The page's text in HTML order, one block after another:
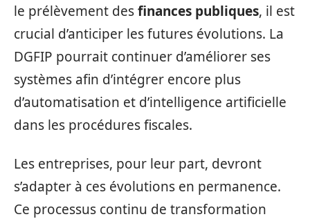
le prélèvement desfinances publiques, il est
crucial d’anticiper les futures évolutions. La
DGFIP pourrait continuer d’améliorer ses
systèmes afin d’intégrer encore plus
d’automatisation et d’intelligence artificielle
dans les procédures fiscales.
Les entreprises, pour leur part, devront
s’adapter à ces évolutions en permanence.
Ce processus continu de transformation